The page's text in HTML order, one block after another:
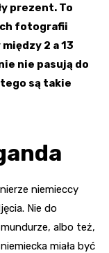
prezent. To
fotografii
2 a 13
nie pasują do
są takie
niemieccy
Nie do
albo też,
miała być